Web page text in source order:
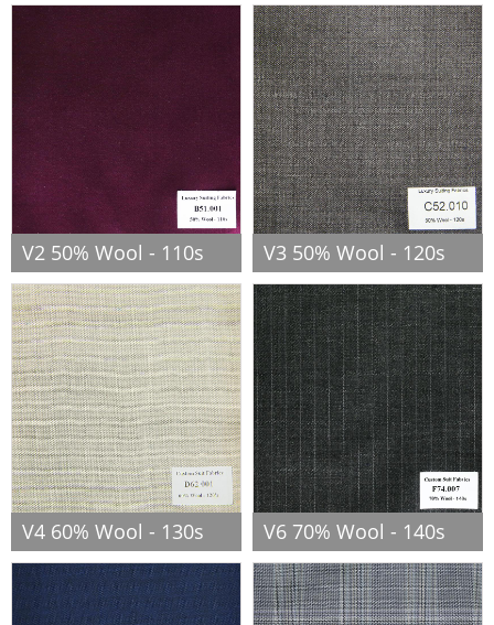
V2 50% Wool - 110s V3 50% Wool - 120s
V4 60% Wool - 130s V6 70% Wool - 140s